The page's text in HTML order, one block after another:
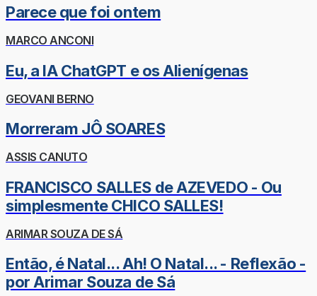
Parece que foi ontem
MARCO ANCONI
Eu, a IA ChatGPT e os Alienígenas
GEOVANI BERNO
Morreram JÔ SOARES
ASSIS CANUTO
FRANCISCO SALLES de AZEVEDO - Ou
simplesmente CHICO SALLES!
ARIMAR SOUZA DE SÁ
Então, é Natal... Ah! O Natal... - Reflexão -
por Arimar Souza de Sá